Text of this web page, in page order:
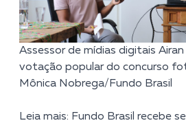
Assessor de mídias digitais
votação popular do concurso
Mônica Nobrega/Fundo Brasil
Leia mais: Fundo Brasil recebe